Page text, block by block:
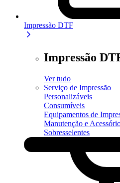
Impressão DTF
Impressão
Ver tudo
Serviço de Impressão
Personalizáveis
Consumíveis
Equipamentos de
Manutenção e
Sobresselentes